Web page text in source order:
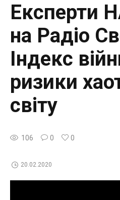
Експерти
на Радіо
Індекс
ризики
світу
106 0 0
20.02.2020